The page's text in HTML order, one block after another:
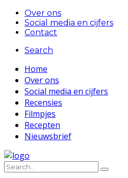
Over ons
Social media en cijfers
Contact
Search
Home
Over ons
Social media en cijfers
Recensies
Filmpjes
Recepten
Nieuwsbrief